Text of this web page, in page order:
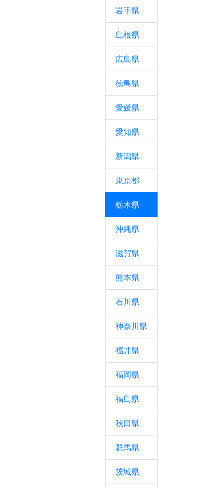
岩手県
島根県
広島県
徳島県
愛媛県
愛知県
新潟県
東京都
栃木県
沖縄県
滋賀県
熊本県
石川県
神奈川県
福井県
福岡県
福島県
秋田県
群馬県
茨城県